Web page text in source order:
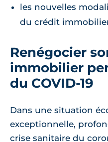
les nouvelles
du crédit
Renégocier
immobilier
du COVID-19
Dans une situation
exceptionnelle,
crise sanitaire du